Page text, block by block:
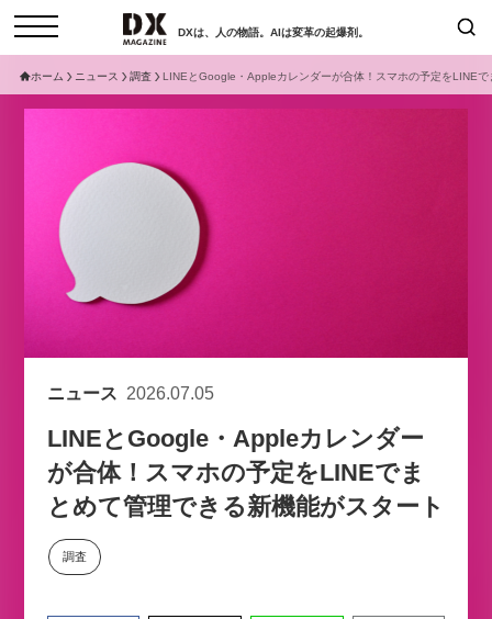
DXは、人の物語。AIは変革の起爆剤。
サービスメニュー
お問い合わせ
個人情報保護法について
採用情報
検索
現在開催予定のセミナー
学ぶ資金調達・巻き込みのリアル
2026-06-10
セミナー
【9/30開催】AIで何でもできる時
ホーム ニュース 調査 LINEとGoogle・Appleカレンダーが合体！スマホの予定をLINE
ニュース 2026.07.05
LINEとGoogle・Appleカレンダー
が合体！スマホの予定をLINEでま
とめて管理できる新機能がスタート
調査